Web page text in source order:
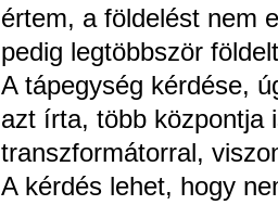
értem, a földelést nem
pedig legtöbbször
A tápegység kérdése,
azt írta, több központja
transzformátorral,
A kérdés lehet, hogy